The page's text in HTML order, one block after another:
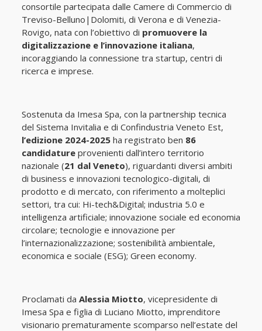
consortile partecipata dalle Camere di Commercio di
Treviso-Belluno|Dolomiti, di Verona e di Venezia-
Rovigo, nata con l’obiettivo di promuovere la
digitalizzazione e l’innovazione italiana,
incoraggiando la connessione tra startup, centri di
ricerca e imprese.
Sostenuta da Imesa Spa, con la partnership tecnica
del Sistema Invitalia e di Confindustria Veneto Est,
l’edizione 2024-2025 ha registrato ben 86
candidatureprovenienti dall’intero territorio
nazionale (21 dal Veneto), riguardanti diversi ambiti
di business e innovazioni tecnologico-digitali, di
prodotto e di mercato, con riferimento a molteplici
settori, tra cui: Hi-tech&Digital; industria 5.0 e
intelligenza artificiale; innovazione sociale ed economia
circolare; tecnologie e innovazione per
l’internazionalizzazione; sostenibilità ambientale,
economica e sociale (ESG); Green economy.
Proclamati da Alessia Miotto, vicepresidente di
Imesa Spa e figlia di Luciano Miotto, imprenditore
visionario prematuramente scomparso nell’estate del